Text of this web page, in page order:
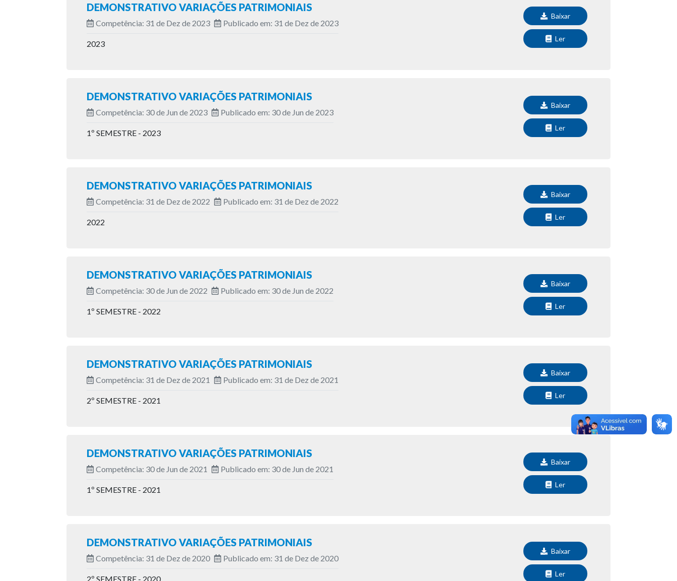
DEMONSTRATIVO VARIAÇÕES PATRIMONIAIS
Competência: 31 de Dez de 2023 Publicado em: 31 de Dez de 2023
2023
Baixar
Ler
DEMONSTRATIVO VARIAÇÕES PATRIMONIAIS
Competência: 30 de Jun de 2023 Publicado em: 30 de Jun de 2023
1º SEMESTRE - 2023
Baixar
Ler
DEMONSTRATIVO VARIAÇÕES PATRIMONIAIS
Competência: 31 de Dez de 2022 Publicado em: 31 de Dez de 2022
2022
Baixar
Ler
DEMONSTRATIVO VARIAÇÕES PATRIMONIAIS
Competência: 30 de Jun de 2022 Publicado em: 30 de Jun de 2022
1º SEMESTRE - 2022
Baixar
Ler
DEMONSTRATIVO VARIAÇÕES PATRIMONIAIS
Competência: 31 de Dez de 2021 Publicado em: 31 de Dez de 2021
2º SEMESTRE - 2021
Baixar
Ler
DEMONSTRATIVO VARIAÇÕES PATRIMONIAIS
Competência: 30 de Jun de 2021 Publicado em: 30 de Jun de 2021
1º SEMESTRE - 2021
Baixar
Ler
DEMONSTRATIVO VARIAÇÕES PATRIMONIAIS
Competência: 31 de Dez de 2020 Publicado em: 31 de Dez de 2020
2º SEMESTRE - 2020
Baixar
Ler